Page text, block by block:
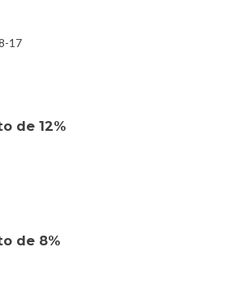
17
de 12%
de 8%